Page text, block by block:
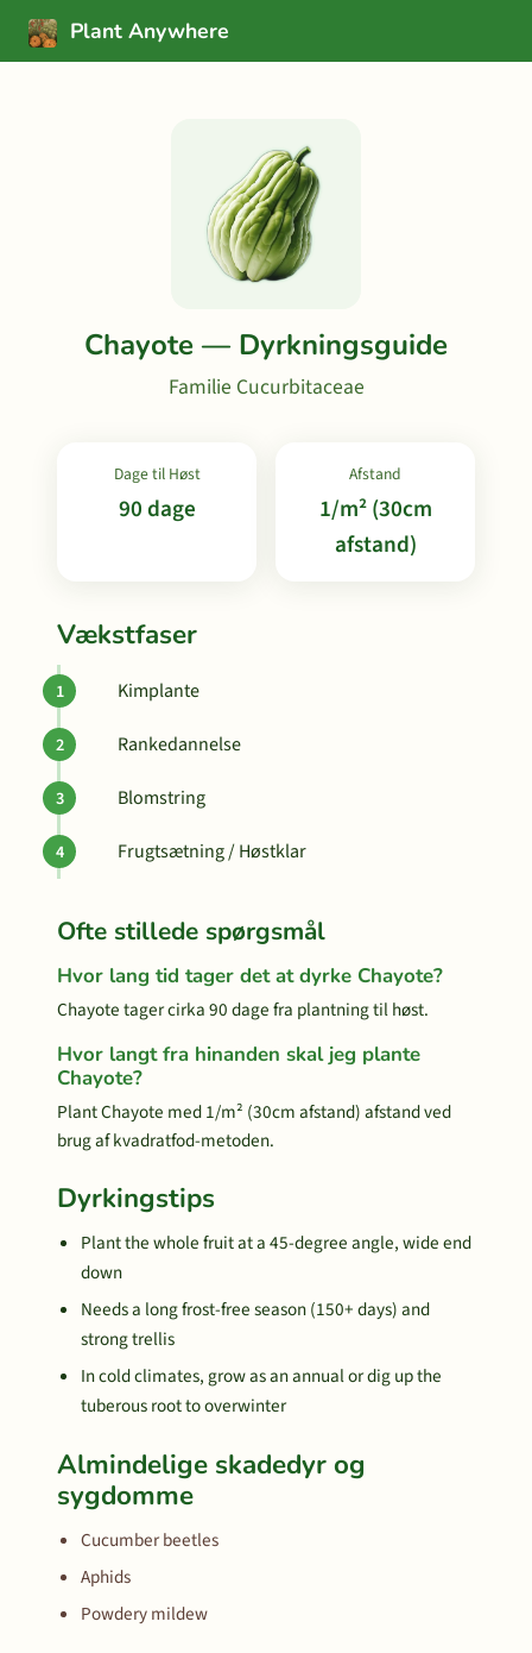
Plant Anywhere
Chayote — Dyrkningsguide
Familie Cucurbitaceae
Dage til Høst
90 dage
Afstand
1/m² (30cm
afstand)
Vækstfaser
Kimplante
Rankedannelse
Blomstring
Frugtsætning / Høstklar
Ofte stillede spørgsmål
Hvor lang tid tager det at dyrke Chayote?
Chayote tager cirka 90 dage fra plantning til høst.
Hvor langt fra hinanden skal jeg plante
Chayote?
Plant Chayote med 1/m² (30cm afstand) afstand ved
brug af kvadratfod-metoden.
Dyrkingstips
Plant the whole fruit at a 45-degree angle, wide end
down
Needs a long frost-free season (150+ days) and
strong trellis
In cold climates, grow as an annual or dig up the
tuberous root to overwinter
Almindelige skadedyr og
sygdomme
Cucumber beetles
Aphids
Powdery mildew